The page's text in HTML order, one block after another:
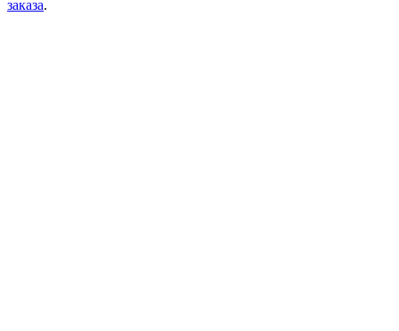
заказа.